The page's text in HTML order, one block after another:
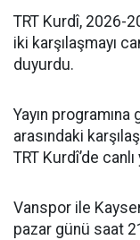
TRT Kurdî, 2026-
iki karşılaşmayı
duyurdu.
Yayın
arasındaki
TRT Kurdî’de
Vanspor ile
pazar günü saat